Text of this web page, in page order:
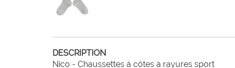
DESCRIPTION
Nico - Chaussettes à côtes à rayures sport